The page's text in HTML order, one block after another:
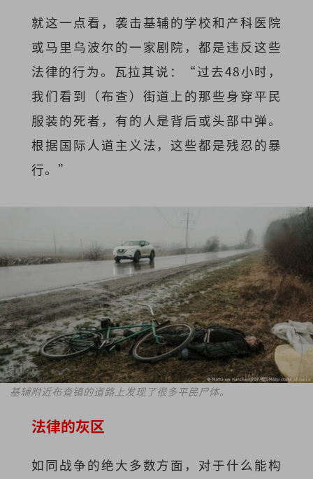
就这一点看，袭击基辅的学校和产科医院
或马里乌波尔的一家剧院，都是违反这些
法律的行为。瓦拉其说：“过去48小时，
我们看到（布查）街道上的那些身穿平民
服装的死者，有的人是背后或头部中弹。
根据国际人道主义法，这些都是残忍的暴
行。”
基辅附近布查镇的道路上发现了很多平民尸体。
法律的灰区
如同战争的绝大多数方面，对于什么能构